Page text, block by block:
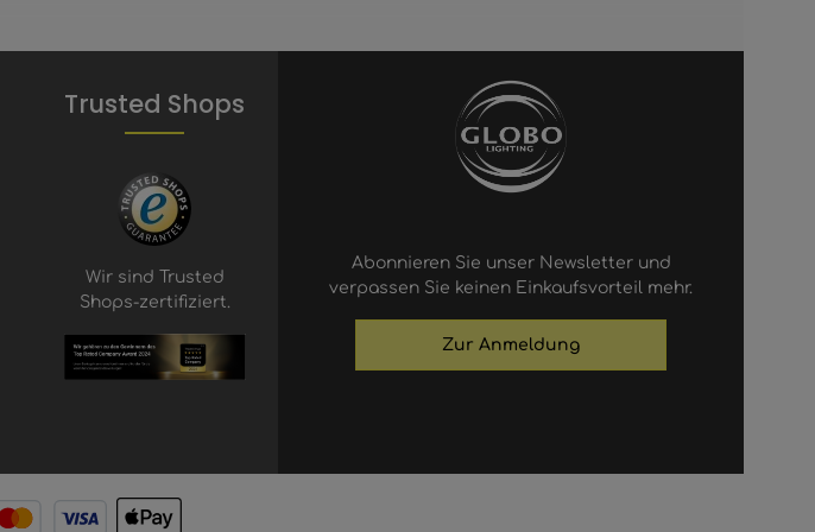
Trusted Shops
Wir sind Trusted
Shops-zertifiziert.
Abonnieren Sie unser Newsletter und
verpassen Sie keinen Einkaufsvorteil mehr.
Zur Anmeldung